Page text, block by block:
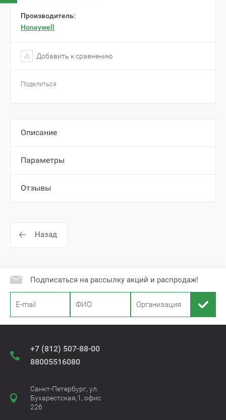
Производитель:
Honeywell
Добавить к сравнению
Поделиться
Описание
Параметры
Отзывы
Назад
Подписаться на рассылку акций и распродаж!
+7 (812) 507-88-00
88005516080
Санкт-Петербург, ул.
Бухарестская,1, офис
226